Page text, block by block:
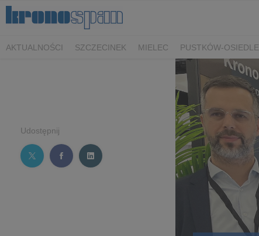
AKTUALNOŚCI SZCZECINEK MIELEC PUSTKÓW-OSIEDLE
Udostępnij